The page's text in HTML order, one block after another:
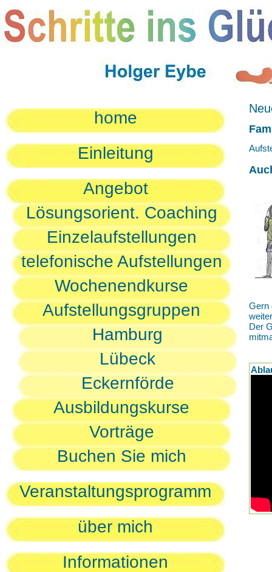
home
Einleitung
Angebot
Lösungsorient. Coaching
Einzelaufstellungen
telefonische Aufstellungen
Wochenendkurse
Aufstellungsgruppen
Hamburg
Lübeck
Eckernförde
Ausbildungskurse
Vorträge
Buchen Sie mich
Veranstaltungsprogramm
über mich
Informationen
Gern
Der